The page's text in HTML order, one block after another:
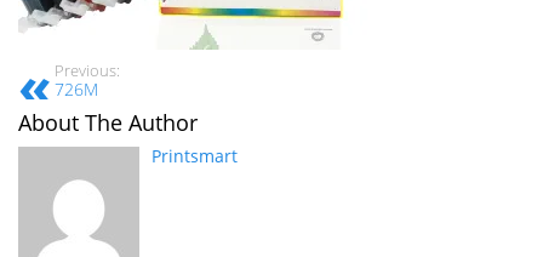
Previous:
726M
About The Author
Printsmart